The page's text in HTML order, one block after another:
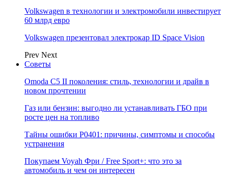
Volkswagen в технологии и электромобили инвестирует
60 млрд евро
Volkswagen презентовал электрокар ID Space Vision
Prev Next
Советы
Omoda C5 II поколения: стиль, технологии и драйв в
новом прочтении
Газ или бензин: выгодно ли устанавливать ГБО при
росте цен на топливо
Тайны ошибки P0401: причины, симптомы и способы
устранения
Покупаем Voyah Фри / Free Sport+: что это за
автомобиль и чем он интересен